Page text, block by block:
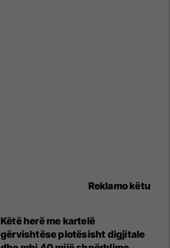
Reklamo këtu
Këtë herë me kartelë
gërvishtëse plotësisht digjitale